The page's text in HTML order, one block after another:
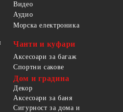
Видео
Аудио
Морска електроника
Чанти и куфари
Аксесоари за багаж
Спортни сакове
Дом и градина
Декор
Аксесоари за баня
Сигурност за дома и